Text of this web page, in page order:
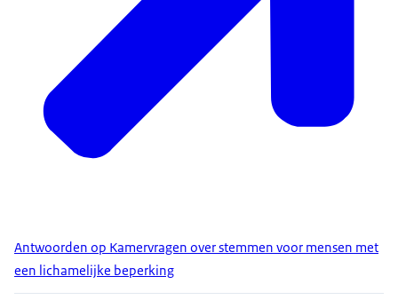
Antwoorden op Kamervragen over stemmen voor mensen met
een lichamelijke beperking